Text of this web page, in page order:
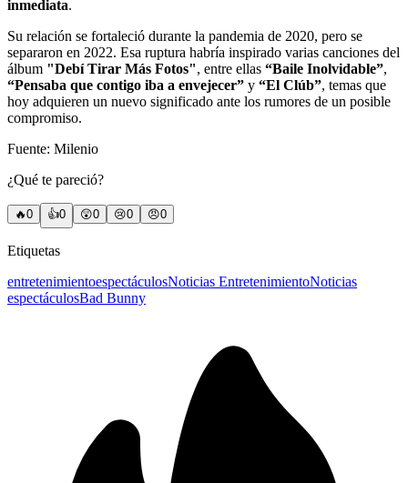
inmediata.
Su relación se fortaleció durante la pandemia de 2020, pero se
separaron en 2022. Esa ruptura habría inspirado varias canciones del
álbum "Debí Tirar Más Fotos", entre ellas “Baile Inolvidable”,
“Pensaba que contigo iba a envejecer” y “El Clúb”, temas que
hoy adquieren un nuevo significado ante los rumores de un posible
compromiso.
Fuente: Milenio
¿Qué te pareció?
🔥0 👍0 😲0 😢0 😠0
Etiquetas
entretenimientoespectáculosNoticias EntretenimientoNoticias
espectáculosBad Bunny